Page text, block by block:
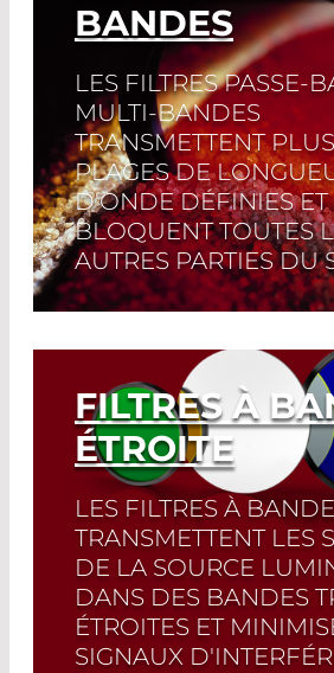
BANDES
LES FILTRES PASSE-
MULTI-BANDES
TRANSMETTENT
PLAGES DE
D'ONDE DÉFINIES ET
BLOQUENT TOUTES
AUTRES PARTIES DU
Read More
FILTRES À
ÉTROITE
LES FILTRES À
TRANSMETTENT LES
DE LA SOURCE
DANS DES BANDES
ÉTROITES ET
SIGNAUX